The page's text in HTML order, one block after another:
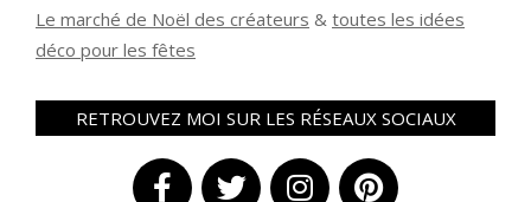
Le marché de Noël des créateurs & toutes les idées
déco pour les fêtes
RETROUVEZ MOI SUR LES RÉSEAUX SOCIAUX